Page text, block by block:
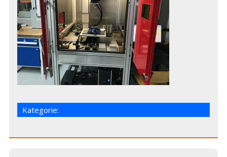
Kategorie: